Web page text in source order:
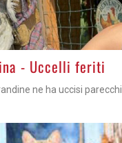
- Uccelli feriti
ne ha uccisi parecchi